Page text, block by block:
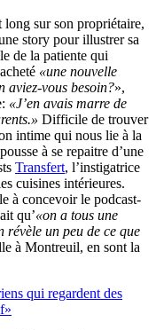
long sur son propriétaire,
story pour illustrer sa
de la patiente qui
«une nouvelle
aviez-vous besoin?»,
«J’en avais marre de
Difficile de trouver
intime qui nous lie à la
à se repaitre d’une
Transfert, l’instigatrice
cuisines intérieures.
à concevoir le podcast-
qu’«on a tous une
révèle un peu de ce que
à Montreuil, en sont la
qui regardent des